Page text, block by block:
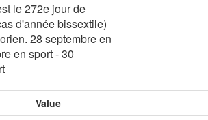
le 272e jour de
d'année bissextile)
28 septembre en
en sport - 30
Value